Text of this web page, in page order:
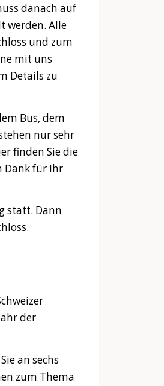
danach auf
werden. Alle
und zum
mit uns
Details zu
Bus, dem
nur sehr
finden Sie die
Dank für Ihr
statt. Dann
der
an sechs
zum Thema